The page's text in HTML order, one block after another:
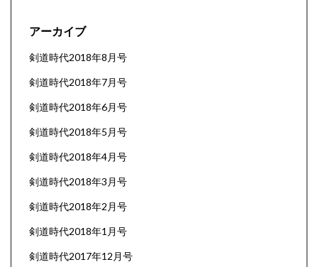
アーカイブ
剣道時代2018年8月号
剣道時代2018年7月号
剣道時代2018年6月号
剣道時代2018年5月号
剣道時代2018年4月号
剣道時代2018年3月号
剣道時代2018年2月号
剣道時代2018年1月号
剣道時代2017年12月号